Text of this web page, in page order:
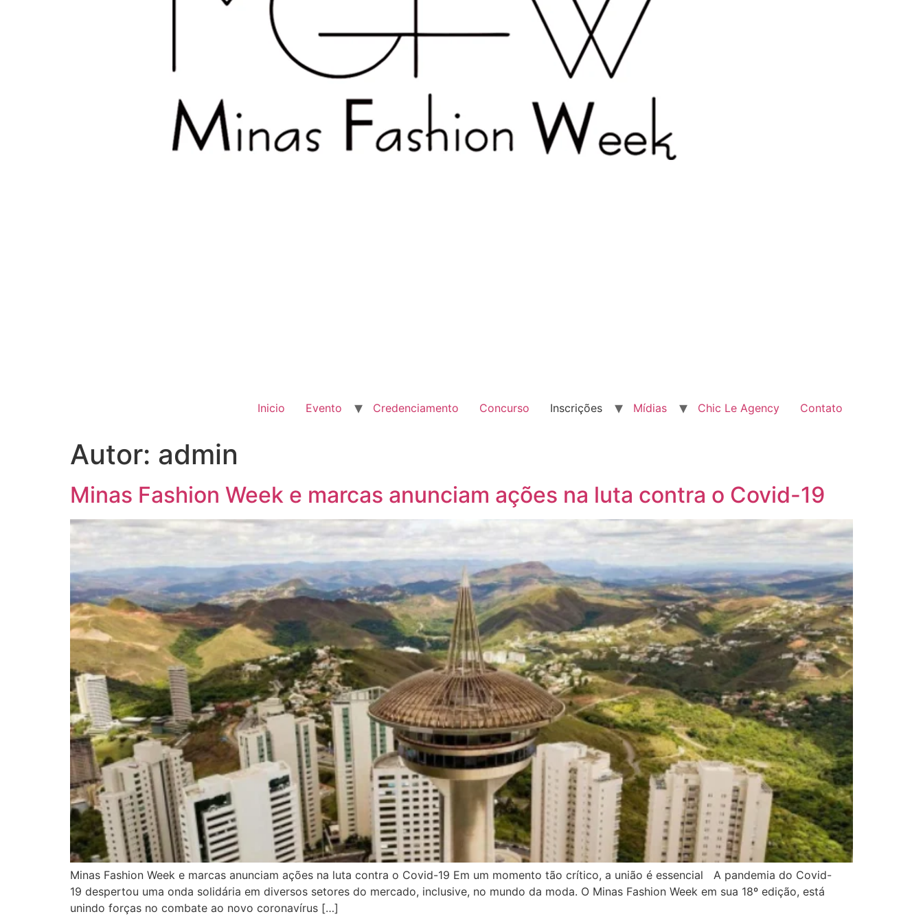
Inicio Evento Credenciamento Concurso Inscrições Mídias Chic Le Agency Contato
Autor: admin
Minas Fashion Week e marcas anunciam ações na luta contra o Covid-19
Minas Fashion Week e marcas anunciam ações na luta contra o Covid-19 Em um momento tão crítico, a união é essencial A pandemia do Covid-
19 despertou uma onda solidária em diversos setores do mercado, inclusive, no mundo da moda. O Minas Fashion Week em sua 18º edição, está
unindo forças no combate ao novo coronavírus […]